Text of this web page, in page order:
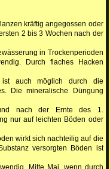
kräftig angegossen oder
2 bis 3 Wochen nach der
in Trockenperioden
Durch flaches Hacken
ist auch möglich durch die
Die mineralische Düngung
nach der Ernte des 1.
nur auf leichten Böden oder
wirkt sich nachteilig auf die
versorgten Böden ist
Mitte Mai, wenn durch